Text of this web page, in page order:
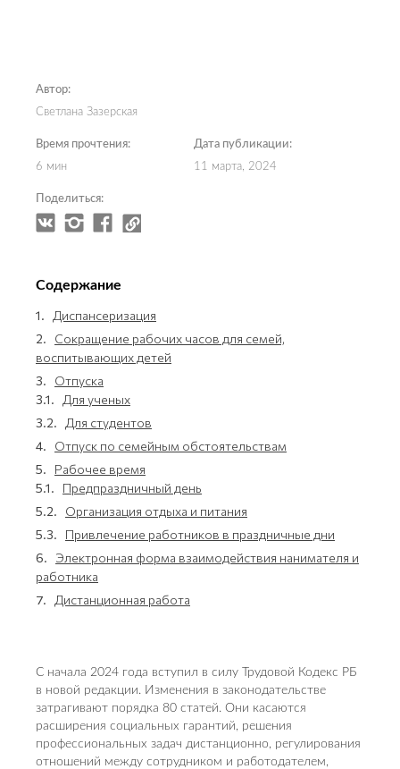
Время прочтения:
6 мин
Автор:
Светлана Зазерская
Дата публикации:
11 марта, 2024
Поделиться:
Содержание
1.
Диспансеризация
2.
Сокращение рабочих часов для семей,
воспитывающих детей
3.
Отпуска
3.1.
Для ученых
3.2.
Для студентов
4.
Отпуск по семейным обстоятельствам
5.
Рабочее время
5.1.
Предпраздничный день
5.2.
Организация отдыха и питания
5.3.
Привлечение работников в праздничные дни
6.
Электронная форма взаимодействия нанимателя и
работника
7.
Дистанционная работа
С начала 2024 года вступил в силу Трудовой Кодекс РБ
в новой редакции. Изменения в законодательстве
затрагивают порядка 80 статей. Они касаются
расширения социальных гарантий, решения
профессиональных задач дистанционно, регулирования
отношений между сотрудником и работодателем,